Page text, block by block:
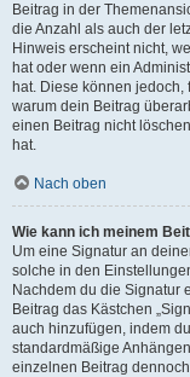
Beitrag in der
die Anzahl als auch der
Hinweis erscheint nicht,
hat oder wenn ein
hat. Diese können
warum dein Beitrag
einen Beitrag nicht
hat.
Nach oben
Wie kann ich meinem
Um eine Signatur an
solche in den
Nachdem du die Signatur
Beitrag das Kästchen
auch hinzufügen, indem
standardmäßige
einzelnen Beitrag